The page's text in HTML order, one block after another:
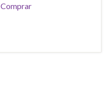
Comprar